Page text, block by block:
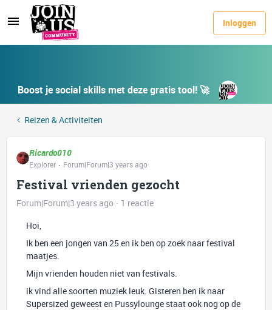
Inloggen
Boost je social skills met deze gratis tool! 🚀
Reizen & Activiteiten
Ricardo010
Explorer Forum|Forum|3 years ago
Festival vrienden gezocht
Forum|Forum|3 years ago
1 reactie
Hoi,
Ik ben een jongen van 25 en ik ben op zoek naar festival
maatjes.
Mijn vrienden houden niet van festivals.
ik vind alle soorten muziek leuk. Gisteren ben ik naar
Supersized geweest en Pussylounge staat ook nog op de